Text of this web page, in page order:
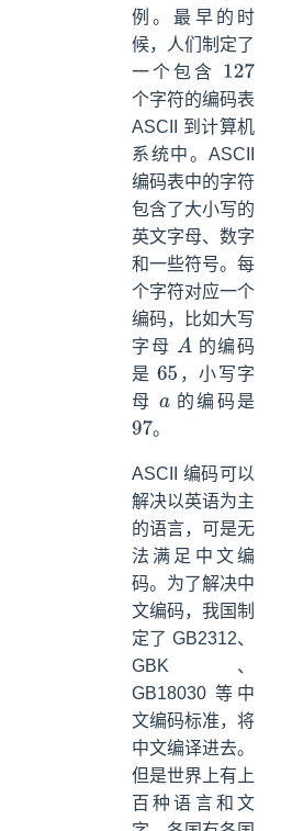
例。最早的时
候，人们制定了
一个包含 127
个字符的编码表
ASCII 到计算机
系统中。ASCII
编码表中的字符
包含了大小写的
英文字母、数字
和一些符号。每
个字符对应一个
编码，比如大写
字母 A 的编码
是 65 ，小写字
母 a的编码是
97。
ASCII 编码可以
解决以英语为主
的语言，可是无
法满足中文编
码。为了解决中
文编码，我国制
定了 GB2312、
GBK、
GB18030 等中
文编码标准，将
中文编译进去。
但是世界上有上
百种语言和文